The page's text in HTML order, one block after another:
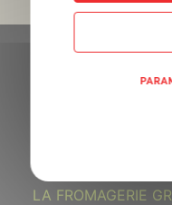
LA FROMAGERIE